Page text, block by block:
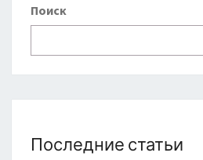
Поиск
Последние статьи